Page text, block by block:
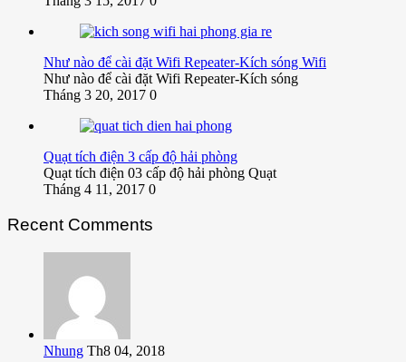
Như nào để cài đặt Wifi Repeater-Kích sóng Wifi
Như nào để cài đặt Wifi Repeater-Kích sóng
Tháng 3 20, 2017 0
Quạt tích điện 3 cấp độ hải phòng
Quạt tích điện 03 cấp độ hải phòng Quạt
Tháng 4 11, 2017 0
Recent Comments
Nhung Th8 04, 2018